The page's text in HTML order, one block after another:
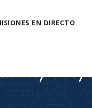
EN DIRECTO